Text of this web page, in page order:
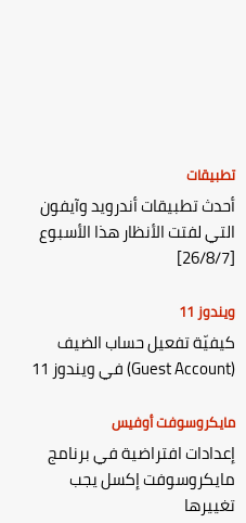
تطبيقات
أحدث تطبيقات أندرويد وآيفون
التي لفتت الأنظار هذا الأسبوع
[26/8/7]
ويندوز 11
كيفيّة تفعيل حساب الضيف
(Guest Account) في ويندوز 11
مايكروسوفت أوفيس
إعدادات افتراضية في برنامج
مايكروسوفت إكسل يجب
تغييرها